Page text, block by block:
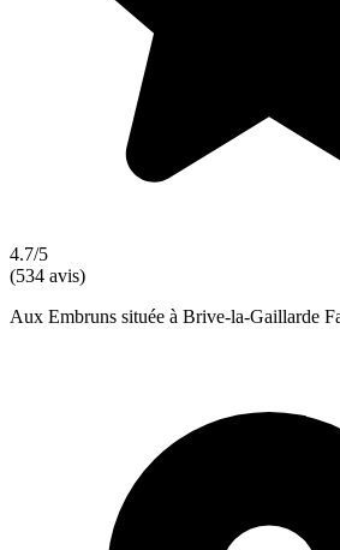
4.7/5
(534 avis)
Aux Embruns située à Brive-la-Gaillarde